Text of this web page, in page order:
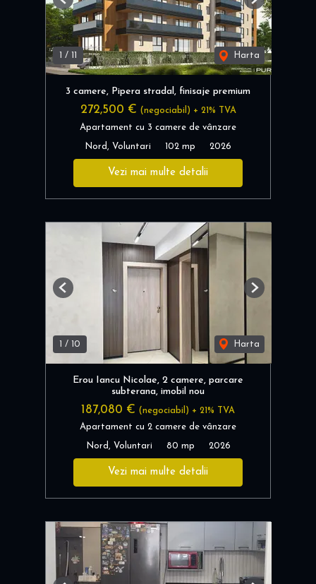
1 / 11 Harta
Previous Next
3 camere, Pipera stradal, finisaje premium
272,500 € (negociabil) + 21% TVA
Apartament cu 3 camere de vânzare
Nord, Voluntari 102 mp 2026
Vezi mai multe detalii
1 / 10 Harta
Previous Next
Erou Iancu Nicolae, 2 camere, parcare
subterana, imobil nou
187,080 € (negociabil) + 21% TVA
Apartament cu 2 camere de vânzare
Nord, Voluntari 80 mp 2026
Vezi mai multe detalii